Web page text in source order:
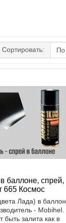
Сортировать:
баллоне, спрей,
665 Космос
Лада) в
- Mobihel.
быть залита как в